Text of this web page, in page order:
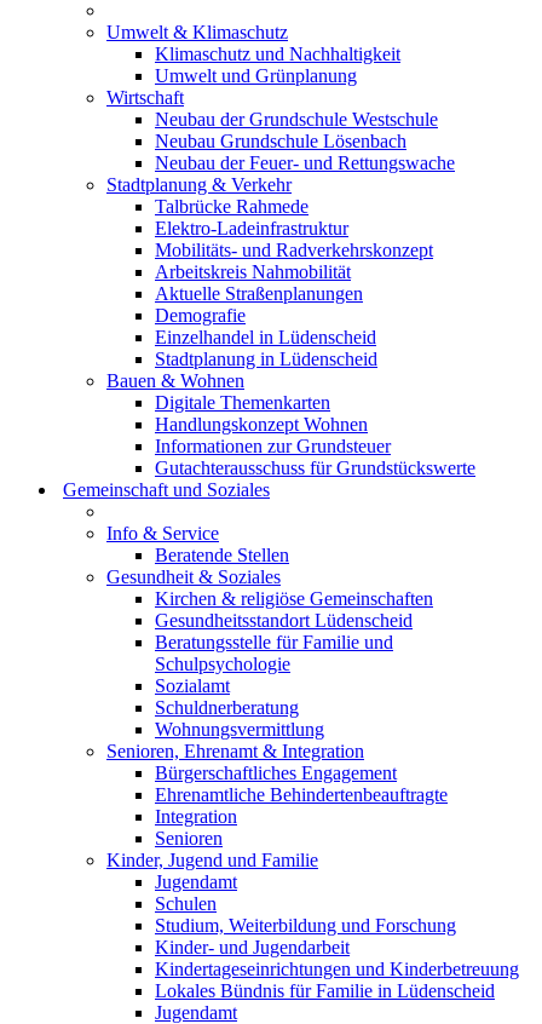
Umwelt & Klimaschutz
Klimaschutz und Nachhaltigkeit
Umwelt und Grünplanung
Wirtschaft
Neubau der Grundschule Westschule
Neubau Grundschule Lösenbach
Neubau der Feuer- und Rettungswache
Stadtplanung & Verkehr
Talbrücke Rahmede
Elektro-Ladeinfrastruktur
Mobilitäts- und Radverkehrskonzept
Arbeitskreis Nahmobilität
Aktuelle Straßenplanungen
Demografie
Einzelhandel in Lüdenscheid
Stadtplanung in Lüdenscheid
Bauen & Wohnen
Digitale Themenkarten
Handlungskonzept Wohnen
Informationen zur Grundsteuer
Gutachterausschuss für Grundstückswerte
Gemeinschaft und Soziales
Info & Service
Beratende Stellen
Gesundheit & Soziales
Kirchen & religiöse Gemeinschaften
Gesundheitsstandort Lüdenscheid
Beratungsstelle für Familie und
Schulpsychologie
Sozialamt
Schuldnerberatung
Wohnungsvermittlung
Senioren, Ehrenamt & Integration
Bürgerschaftliches Engagement
Ehrenamtliche Behindertenbeauftragte
Integration
Senioren
Kinder, Jugend und Familie
Jugendamt
Schulen
Studium, Weiterbildung und Forschung
Kinder- und Jugendarbeit
Kindertageseinrichtungen und Kinderbetreuung
Lokales Bündnis für Familie in Lüdenscheid
Jugendamt